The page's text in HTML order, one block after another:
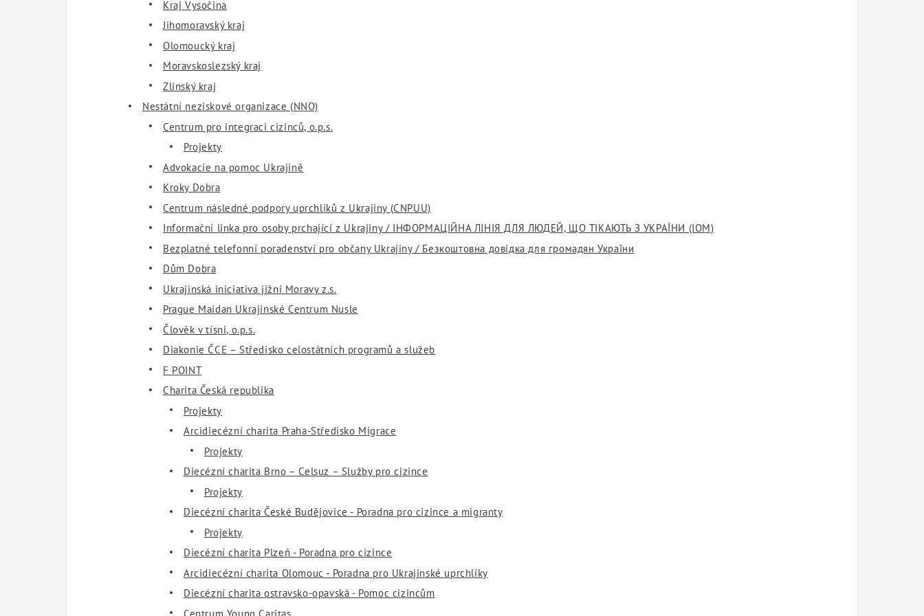
Kraj Vysočina
Jihomoravský kraj
Olomoucký kraj
Moravskoslezský kraj
Zlínský kraj
Nestátní neziskové organizace (NNO)
Centrum pro integraci cizinců, o.p.s.
Projekty
Advokacie na pomoc Ukrajině
Kroky Dobra
Centrum následné podpory uprchlíků z Ukrajiny (CNPUU)
Informační linka pro osoby prchající z Ukrajiny / ІНФОРМАЦІЙНА ЛІНІЯ ДЛЯ ЛЮДЕЙ, ЩО ТІКАЮТЬ З УКРАЇНИ (IOM)
Bezplatné telefonní poradenství pro občany Ukrajiny / Безкоштовна довідка для громадян України
Dům Dobra
Ukrajinská iniciativa jižní Moravy z.s.
​​​​​​​Prague Maidan Ukrajinské Centrum Nusle
Člověk v tísni, o.p.s.
Diakonie ČCE – Středisko celostátních programů a služeb
F POINT
Charita Česká republika
Projekty
Arcidiecézní charita Praha-Středisko Migrace
Projekty
Diecézní charita Brno – Celsuz – Služby pro cizince
Projekty
Diecézní charita České Budějovice - Poradna pro cizince a migranty
Projekty
Diecézní charita Plzeň - Poradna pro cizince
Arcidiecézní charita Olomouc - Poradna pro Ukrajinské uprchlíky
Diecézní charita ostravsko-opavská - Pomoc cizincům
Centrum Young Caritas